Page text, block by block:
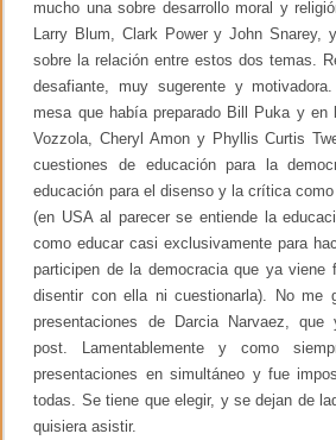
mucho una sobre desarrollo moral y
Larry Blum, Clark Power y John Snarey,
sobre la relación entre estos dos temas.
desafiante, muy sugerente y
mesa que había preparado Bill Puka y en
Vozzola, Cheryl Amon y Phyllis Curtis
cuestiones de educación para la
educación para el disenso y la crítica
(en USA al parecer se entiende la
como educar casi exclusivamente para
participen de la democracia que ya viene
disentir con ella ni cuestionarla). No me
presentaciones de Darcia Narvaez,
post. Lamentablemente y como
presentaciones en simultáneo y fue
todas. Se tiene que elegir, y se dejan de
quisiera asistir.